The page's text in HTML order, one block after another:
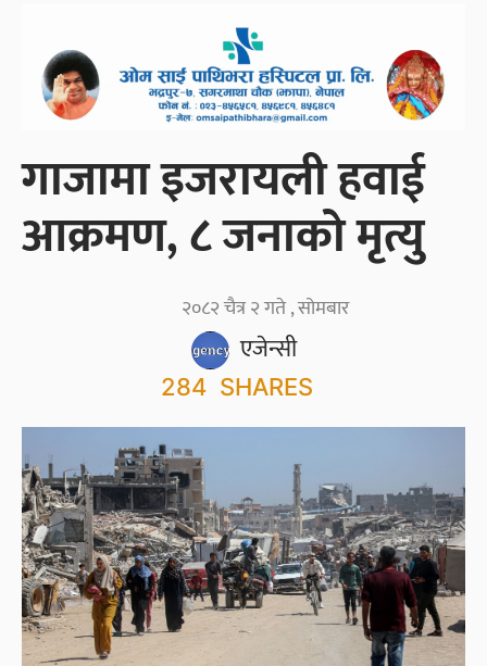
गाजामा इजरायली हवाई
आक्रमण, ८ जनाको मृत्यु
एजेन्सी
२०८२ चैत्र २ गते , सोमबार
284 SHARES